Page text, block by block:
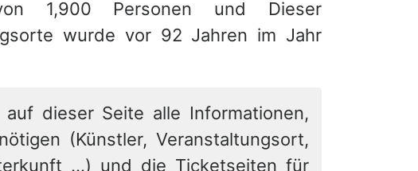
1,900 Personen und Dieser
wurde vor 92 Jahren im Jahr
auf dieser Seite alle Informationen,
(Künstler, Veranstaltungsort,
...) und die Ticketseiten für